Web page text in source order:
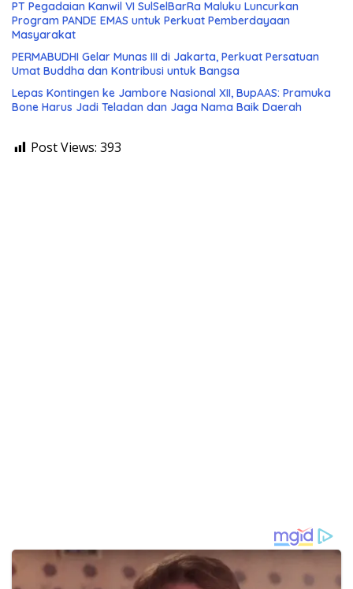
PT Pegadaian Kanwil VI SulSelBarRa Maluku Luncurkan
Program PANDE EMAS untuk Perkuat Pemberdayaan
Masyarakat
PERMABUDHI Gelar Munas III di Jakarta, Perkuat Persatuan
Umat Buddha dan Kontribusi untuk Bangsa
Lepas Kontingen ke Jambore Nasional XII, BupAAS: Pramuka
Bone Harus Jadi Teladan dan Jaga Nama Baik Daerah
Post Views: 393